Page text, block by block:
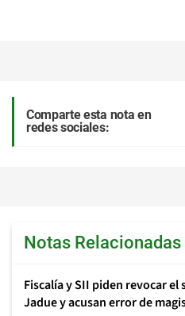
Comparte esta nota en
redes sociales:
Notas Relacionadas
Fiscalía y SII piden revocar
Jadue y acusan error de